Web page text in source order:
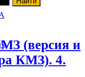
(версия и
КМЗ). 4.